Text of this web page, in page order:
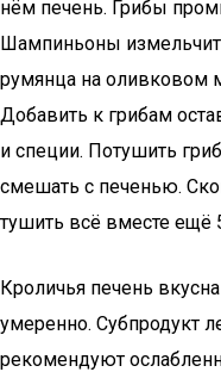
нём печень. Грибы
Шампиньоны
румянца на оливковом
Добавить к грибам
и специи. Потушить
смешать с печенью.
тушить всё вместе ещё
Кроличья печень
умеренно. Субпродукт
рекомендуют